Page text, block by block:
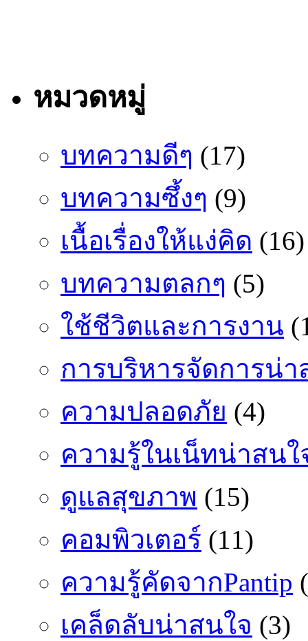
หมวดหมู่
บทความดีๆ (17)
บทความซึ้งๆ (9)
เนื้อเรื่องให้แง่คิด (16)
บทความตลกๆ (5)
ใช้ชีวิตและการงาน
การบริหารจัดการน่า
ความปลอดภัย (4)
ความรู้ในเน็ทน่าสนใ
ดูแลสุขภาพ (15)
คอมพิวเตอร์ (11)
ความรู้คัดจากPantip
เคล็ดลับน่าสนใจ (3)